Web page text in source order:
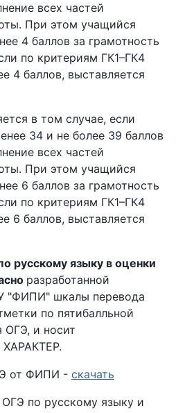
всех частей
При этом учащийся
4 баллов за грамотность
по критериям ГК1–ГК4
4 баллов, выставляется
в том случае, если
34 и не более 39 баллов
всех частей
При этом учащийся
6 баллов за грамотность
по критериям ГК1–ГК4
6 баллов, выставляется
русскому языку в оценки
разработанной
"ФИПИ" шкалы перевода
по пятибалльной
ОГЭ, и носит
от ФИПИ - скачать
по русскому языку и